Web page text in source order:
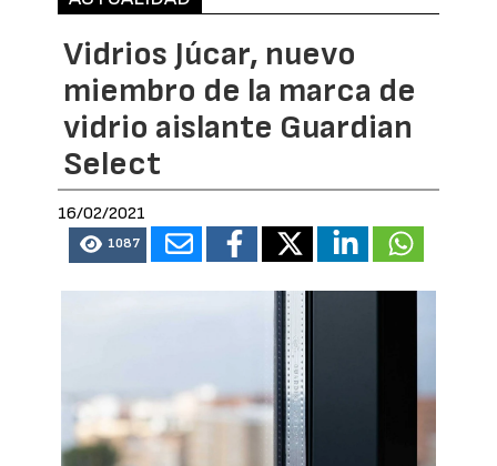
Vidrios Júcar, nuevo
miembro de la marca de
vidrio aislante Guardian
Select
16/02/2021
1087